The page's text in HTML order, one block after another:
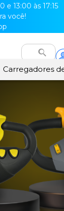
e 13:00 às 17:15
você!
Carregadores